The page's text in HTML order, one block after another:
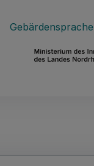
Gebärdensprache